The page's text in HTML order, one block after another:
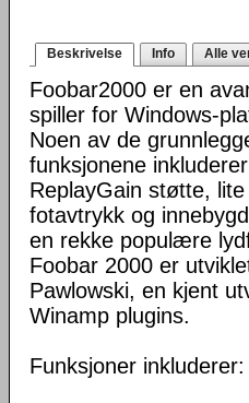
Beskrivelse Info Alle
Foobar2000 er en
spiller for Windows-
Noen av de
funksjonene inkluderer
ReplayGain støtte,
fotavtrykk og
en rekke populære
Foobar 2000 er
Pawlowski, en kjent
Winamp plugins.
Funksjoner inkluderer: